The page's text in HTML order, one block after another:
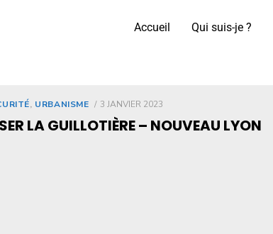
Accueil Qui suis-je ?
, URBANISME 3 JANVIER 2023
LA GUILLOTIÈRE – NOUVEAU LYON